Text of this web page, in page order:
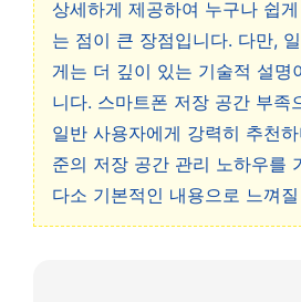
상세하게 제공하여 누구나 쉽
는 점이 큰 장점입니다. 다만,
게는 더 깊이 있는 기술적 설명
니다. 스마트폰 저장 공간 부족
일반 사용자에게 강력히 추천
준의 저장 공간 관리 노하우를
다소 기본적인 내용으로 느껴